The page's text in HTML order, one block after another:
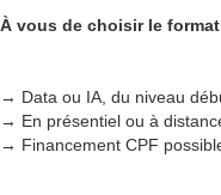
À vous de choisir le
→ Data ou IA, du niveau
→ En présentiel ou à
→ Financement CPF